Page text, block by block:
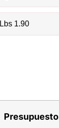
1.90
Presupuesto